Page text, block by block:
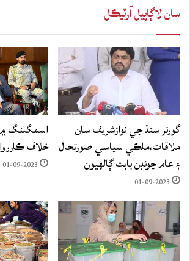
سان لاڳاپيل آرٽيڪل
گورنر سنڌ جي نوازشريف سان
ملاقات،ملڪي سياسي صورتحال
۽ عام چونڊن بابت ڳالهيون
01-09-2023
اسمگلنگ
خلاف
01-09-2023